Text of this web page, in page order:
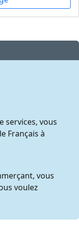
services, vous
Français à
vous
voulez